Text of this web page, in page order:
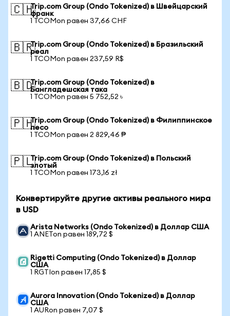
🇨🇭Trip.com Group (Ondo Tokenized) в Швейцарский
франк
1 TCOMon равен 37,66 CHF
🇧🇷Trip.com Group (Ondo Tokenized) в Бразильский
реал
1 TCOMon равен 237,59 R$
🇧🇩Trip.com Group (Ondo Tokenized) в
Бангладешская така
1 TCOMon равен 5 752,52 ৳
🇵🇭Trip.com Group (Ondo Tokenized) в Филиппинское
песо
1 TCOMon равен 2 829,46 ₱
🇵🇱Trip.com Group (Ondo Tokenized) в Польский
злотый
1 TCOMon равен 173,16 zł
Конвертируйте другие активы реального мира
в USD
Arista Networks (Ondo Tokenized) в Доллар США
1 ANETon равен 189,72 $
Rigetti Computing (Ondo Tokenized) в Доллар
США
1 RGTIon равен 17,85 $
Aurora Innovation (Ondo Tokenized) в Доллар
США
1 AURon равен 7,07 $